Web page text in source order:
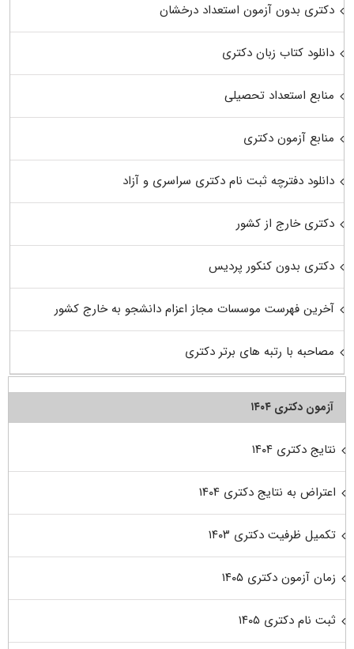
دکتری بدون آزمون استعداد درخشان
دانلود کتاب زبان دکتری
منابع استعداد تحصیلی
منابع آزمون دکتری
دانلود دفترچه ثبت نام دکتری سراسری و آزاد
دکتری خارج از کشور
دکتری بدون کنکور پردیس
آخرین فهرست موسسات مجاز اعزام دانشجو به خارج کشور
مصاحبه با رتبه های برتر دکتری
آزمون دکتری ۱۴۰۴
نتایج دکتری ۱۴۰۴
اعتراض به نتایج دکتری ۱۴۰۴
تکمیل ظرفیت دکتری ۱۴۰۳
زمان آزمون دکتری ۱۴۰۵
ثبت نام دکتری ۱۴۰۵